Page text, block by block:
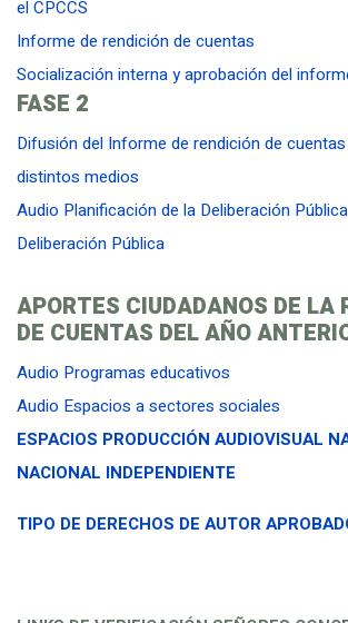
el CPCCS
Informe de rendición de cuentas
Socialización interna y aprobación del
FASE 2
Difusión del Informe de rendición de
distintos medios
Audio Planificación de la Deliberación Pública
Deliberación Pública
APORTES CIUDADANOS DE LA
DE CUENTAS DEL AÑO
Audio Programas educativos
Audio Espacios a sectores sociales
ESPACIOS PRODUCCIÓN AUDIOVISUAL
NACIONAL INDEPENDIENTE
TIPO DE DERECHOS DE AUTOR